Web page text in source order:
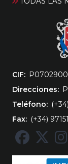
CIF
Direcciones
Teléfono
Fax
(+34)